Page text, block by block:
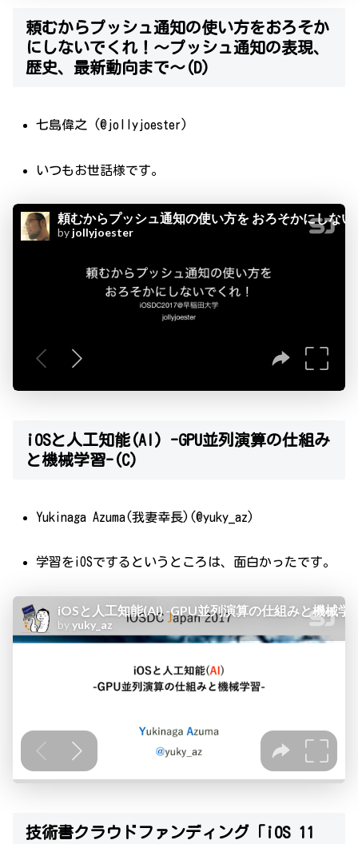
頼むからプッシュ通知の使い方をおろそか
にしないでくれ！〜プッシュ通知の表現、
歴史、最新動向まで〜(D)
七島偉之 (@jollyjoester)
いつもお世話様です。
iOSと人工知能(AI) -GPU並列演算の仕組み
と機械学習-(C)
Yukinaga Azuma(我妻幸長)(@yuky_az)
学習をiOSでするというところは、面白かったです。
技術書クラウドファンディング「iOS 11